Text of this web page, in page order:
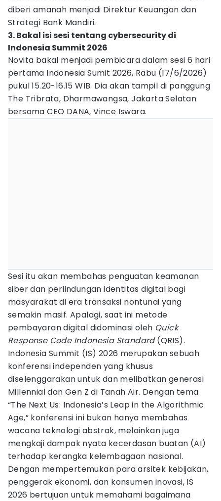
diberi amanah menjadi Direktur Keuangan dan
Strategi Bank Mandiri.
3. Bakal isi sesi tentang cybersecurity di
Indonesia Summit 2026
Novita bakal menjadi pembicara dalam sesi 6 hari
pertama Indonesia Sumit 2026, Rabu (17/6/2026)
pukul 15.20-16.15 WIB. Dia akan tampil di panggung
The Tribrata, Dharmawangsa, Jakarta Selatan
bersama CEO DANA, Vince Iswara.
Sesi itu akan membahas penguatan keamanan
siber dan perlindungan identitas digital bagi
masyarakat di era transaksi nontunai yang
semakin masif. Apalagi, saat ini metode
pembayaran digital didominasi oleh Quick
Response Code Indonesia Standard(QRIS).
Indonesia Summit (IS) 2026 merupakan sebuah
konferensi independen yang khusus
diselenggarakan untuk dan melibatkan generasi
Millennial dan Gen Z di Tanah Air. Dengan tema
“The Next Us: Indonesia’s Leap in the Algorithmic
Age,” konferensi ini bukan hanya membahas
wacana teknologi abstrak, melainkan juga
mengkaji dampak nyata kecerdasan buatan (AI)
terhadap kerangka kelembagaan nasional.
Dengan mempertemukan para arsitek kebijakan,
penggerak ekonomi, dan konsumen inovasi, IS
2026 bertujuan untuk memahami bagaimana